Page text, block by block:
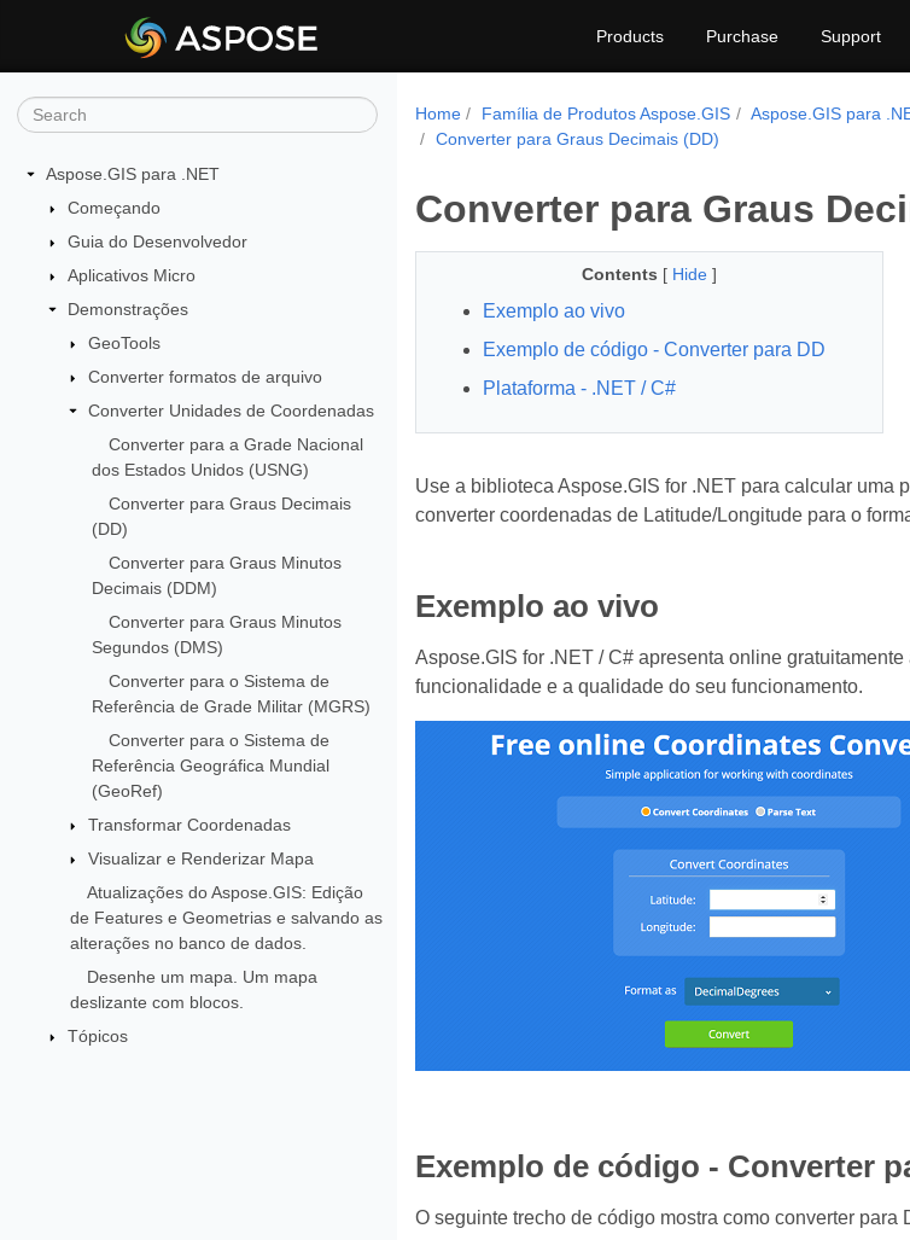
Products Purchase Support
Aspose.GIS para .NET
Começando
Guia do Desenvolvedor
Aplicativos Micro
Demonstrações
GeoTools
Converter formatos de arquivo
Converter Unidades de Coordenadas
Converter para a Grade Nacional
dos Estados Unidos (USNG)
Converter para Graus Decimais
(DD)
Converter para Graus Minutos
Decimais (DDM)
Converter para Graus Minutos
Segundos (DMS)
Converter para o Sistema de
Referência de Grade Militar (MGRS)
Converter para o Sistema de
Referência Geográfica Mundial
(GeoRef)
Transformar Coordenadas
Visualizar e Renderizar Mapa
Atualizações do Aspose.GIS: Edição
de Features e Geometrias e salvando as
alterações no banco de dados.
Desenhe um mapa. Um mapa
deslizante com blocos.
Tópicos
Home Família de Produtos Aspose.GIS Aspose.GIS para
Converter para Graus Decimais (DD)
Converter para Graus
Contents [ Hide ]
Exemplo ao vivo
Exemplo de código - Converter para DD
Plataforma - .NET / C#
Use a biblioteca Aspose.GIS for .NET para calcular uma
converter coordenadas de Latitude/Longitude para o
Exemplo ao vivo
Aspose.GIS for .NET / C# apresenta online
funcionalidade e a qualidade do seu funcionamento.
Exemplo de código - Converter
O seguinte trecho de código mostra como converter para